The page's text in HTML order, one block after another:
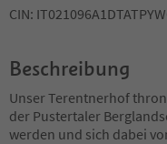
CIN:
Beschreibung
Unser Terentnerhof
der Pustertaler
werden und sich dabei